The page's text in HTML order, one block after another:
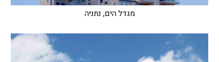
מגדל הים, נתניה